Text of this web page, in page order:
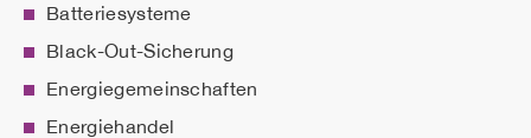
Batteriesysteme
Black-Out-Sicherung
Energiegemeinschaften
Energiehandel